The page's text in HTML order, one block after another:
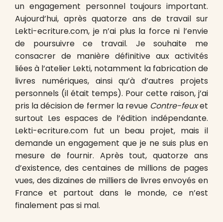
un engagement personnel toujours important.
Aujourd’hui, après quatorze ans de travail sur
Lekti-ecriture.com, je n’ai plus la force ni l’envie
de poursuivre ce travail. Je souhaite me
consacrer de manière définitive aux activités
liées à l’atelier Lekti, notamment la fabrication de
livres numériques, ainsi qu’à d’autres projets
personnels (il était temps). Pour cette raison, j’ai
pris la décision de fermer la revue Contre-feuxet
surtout Les espaces de l’édition indépendante.
Lekti-ecriture.com fut un beau projet, mais il
demande un engagement que je ne suis plus en
mesure de fournir. Après tout, quatorze ans
d’existence, des centaines de millions de pages
vues, des dizaines de milliers de livres envoyés en
France et partout dans le monde, ce n’est
finalement pas si mal.